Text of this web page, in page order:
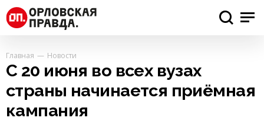
Главная Новости
С 20 июня во всех вузах
страны начинается приёмная
кампания